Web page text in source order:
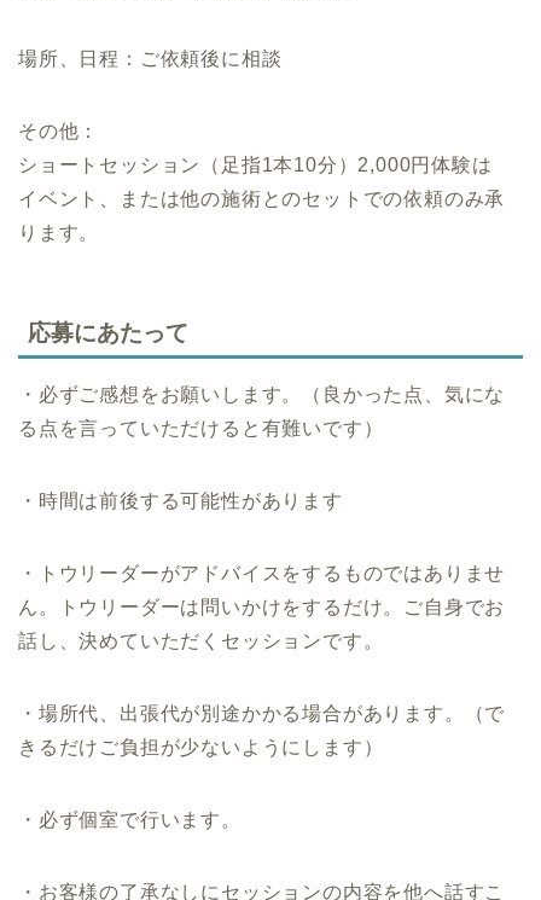
場所、日程：ご依頼後に相談
その他：
ショートセッション（足指1本10分）2,000円体験は
イベント、または他の施術とのセットでの依頼のみ承
ります。
応募にあたって
・必ずご感想をお願いします。（良かった点、気にな
る点を言っていただけると有難いです）
・時間は前後する可能性があります
・トウリーダーがアドバイスをするものではありませ
ん。トウリーダーは問いかけをするだけ。ご自身でお
話し、決めていただくセッションです。
・場所代、出張代が別途かかる場合があります。（で
きるだけご負担が少ないようにします）
・必ず個室で行います。
・お客様の了承なしにセッションの内容を他へ話すこ